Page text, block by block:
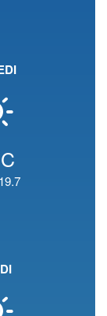
C
19.7